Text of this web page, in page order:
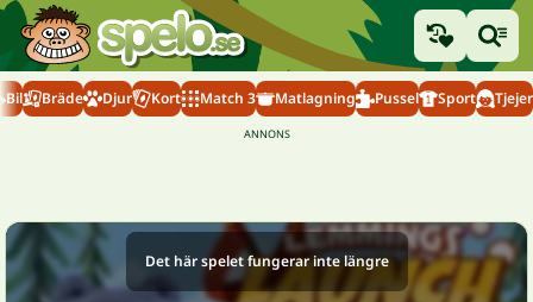
Bil Bräde Djur Kort Match 3 Matlagning Pussel Sport Tjejer
Det här spelet fungerar inte längre